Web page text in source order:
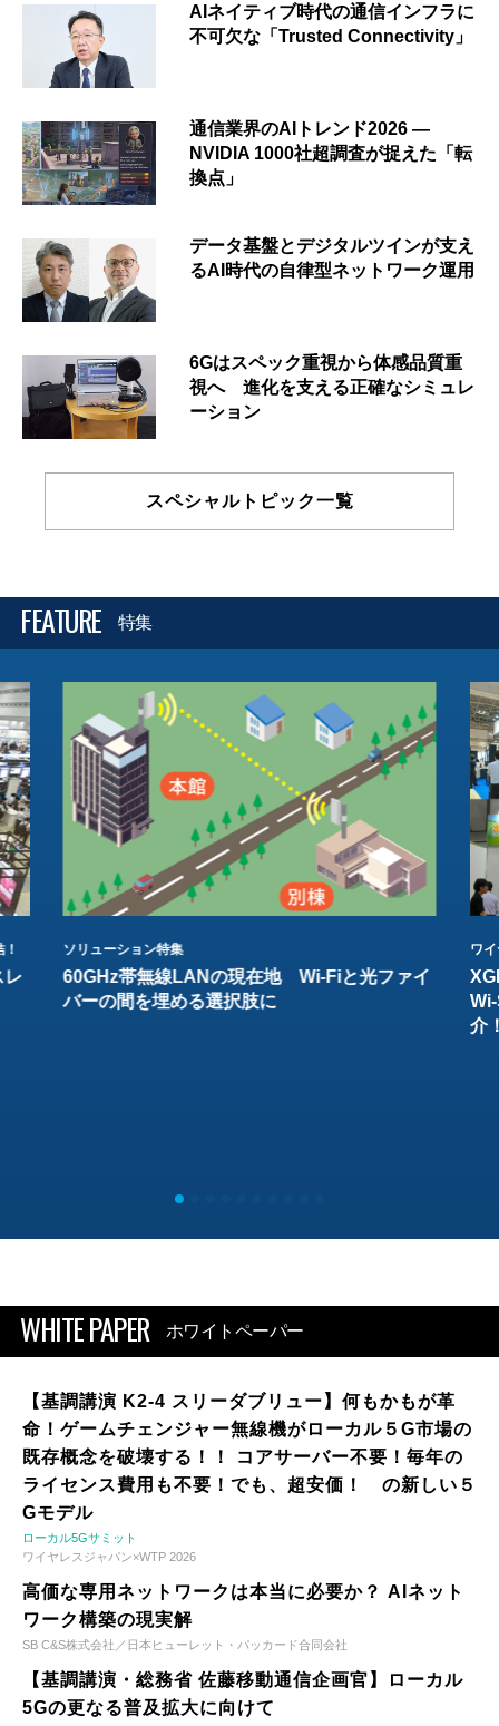
AIネイティブ時代の通信インフラに
不可欠な「Trusted Connectivity」
通信業界のAIトレンド2026 ―
NVIDIA 1000社超調査が捉えた「転
換点」
データ基盤とデジタルツインが支え
るAI時代の自律型ネットワーク運用
6Gはスペック重視から体感品質重
視へ 進化を支える正確なシミュレ
ーション
スペシャルトピック一覧
FEATURE 特集
レ
ソリューション特集
60GHz帯無線LANの現在地 Wi-Fiと光ファイ
バーの間を埋める選択肢に
ワ
介
WHITE PAPER ホワイトペーパー
【基調講演 K2-4 スリーダブリュー】何もかもが革
命！ゲームチェンジャー無線機がローカル５G市場の
既存概念を破壊する！！ コアサーバー不要！毎年の
ライセンス費用も不要！でも、超安価！ の新しい５
Gモデル
ローカル5Gサミット
ワイヤレスジャパン×WTP 2026
高価な専用ネットワークは本当に必要か？ AIネット
ワーク構築の現実解
SB C&S株式会社／日本ヒューレット・パッカード合同会社
【基調講演・総務省 佐藤移動通信企画官】ローカル
5Gの更なる普及拡大に向けて